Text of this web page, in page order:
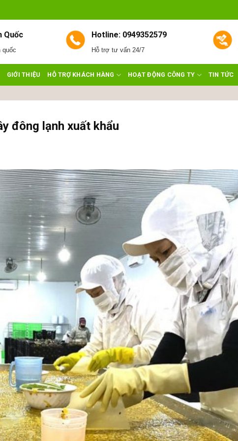
Quốc
quốc
Hotline: 0949352579
Hỗ trợ tư vấn 24/7
GIỚI THIỆU HỖ TRỢ KHÁCH HÀNG HOẠT ĐỘNG CÔNG TY TIN TỨC
đông lạnh xuất khẩu